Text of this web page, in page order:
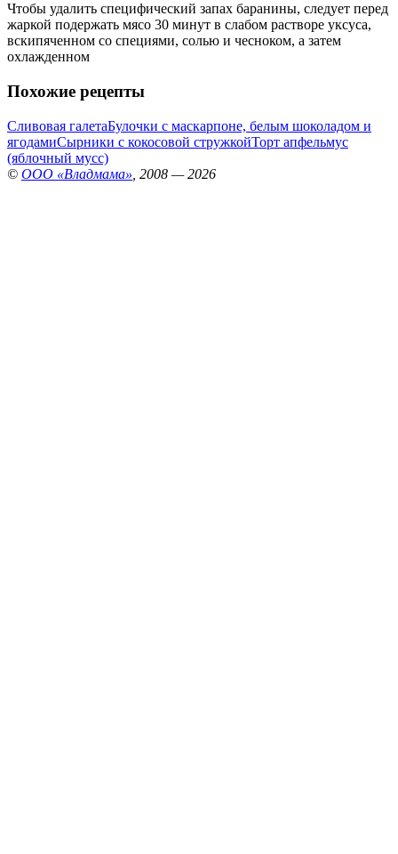
Чтобы удалить специфический запах баранины, следует перед
жаркой подержать мясо 30 минут в слабом растворе уксуса,
вскипяченном со специями, солью и чесноком, а затем
охлажденном
Похожие рецепты
Сливовая галетаБулочки с маскарпоне, белым шоколадом и
ягодамиСырники с кокосовой стружкойТорт апфельмус
(яблочный мусс)
© ООО «Владмама» , 2008 — 2026